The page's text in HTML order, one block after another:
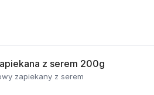
z serem 200g
zapiekany z serem